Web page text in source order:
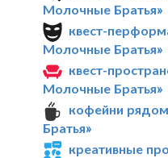
Молочные Братья»
квест-
Молочные Братья»
квест-
Молочные Братья»
кофейни
Братья»
креативные